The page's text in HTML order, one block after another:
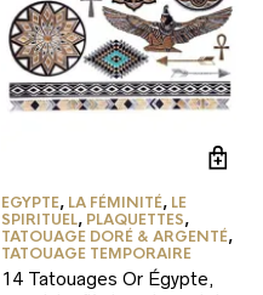
EGYPTE, LA FÉMINITÉ, LE
SPIRITUEL, PLAQUETTES,
TATOUAGE DORÉ & ARGENTÉ,
TATOUAGE TEMPORAIRE
14 Tatouages Or Égypte,